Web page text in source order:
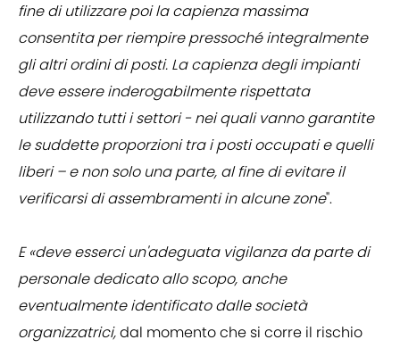
fine di utilizzare poi la capienza massima
consentita per riempire pressoché integralmente
gli altri ordini di posti. La capienza degli impianti
deve essere inderogabilmente rispettata
utilizzando tutti i settori - nei quali vanno garantite
le suddette proporzioni tra i posti occupati e quelli
liberi – e non solo una parte, al fine di evitare il
verificarsi di assembramenti in alcune zone".
E «deve esserci un'adeguata vigilanza da parte di
personale dedicato allo scopo, anche
eventualmente identificato dalle società
organizzatrici,dal momento che si corre il rischio